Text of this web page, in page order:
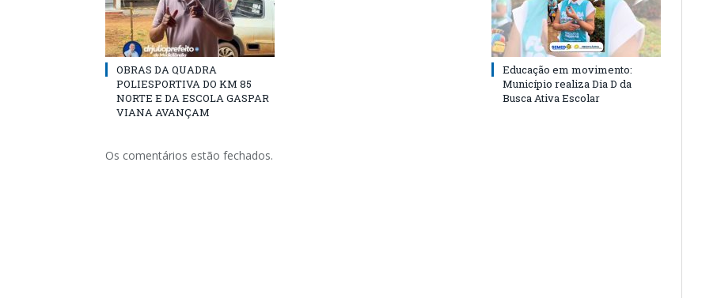
OBRAS DA QUADRA
POLIESPORTIVA DO KM 85
NORTE E DA ESCOLA GASPAR
VIANA AVANÇAM
Educação em movimento:
Município realiza Dia D da
Busca Ativa Escolar
Os comentários estão fechados.